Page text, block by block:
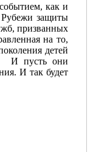
как и
Рубежи защиты
призванных
на то,
детей
И пусть они
И так будет